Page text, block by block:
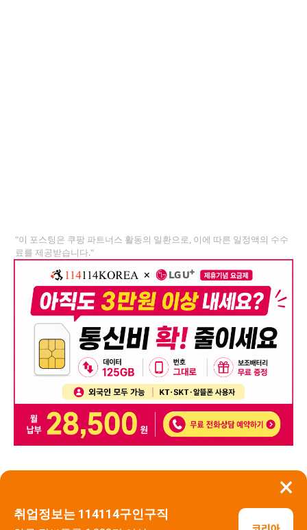
×
취업정보는 114114구인구직
"이 포스팅은 쿠팡 파트너스 활동의 일환으로, 이에 따른 일정액의 수수
료를 제공받습니다."